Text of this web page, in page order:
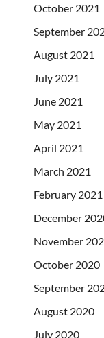
October 2021
September
August 2021
July 2021
June 2021
May 2021
April 2021
March 2021
February 2021
December
November
October 2020
September
August 2020
July 2020